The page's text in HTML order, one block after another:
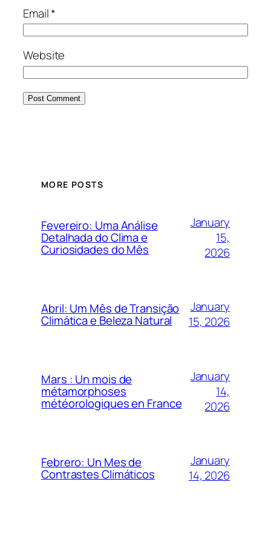
Email*
Website
MORE POSTS
Fevereiro: Uma Análise
Detalhada do Clima e
Curiosidades do Mês
January
15,
2026
Abril: Um Mês de Transição
Climática e Beleza Natural
January
15, 2026
Mars : Un mois de
métamorphoses
météorologiques en France
January
14,
2026
Febrero: Un Mes de
Contrastes Climáticos
January
14, 2026